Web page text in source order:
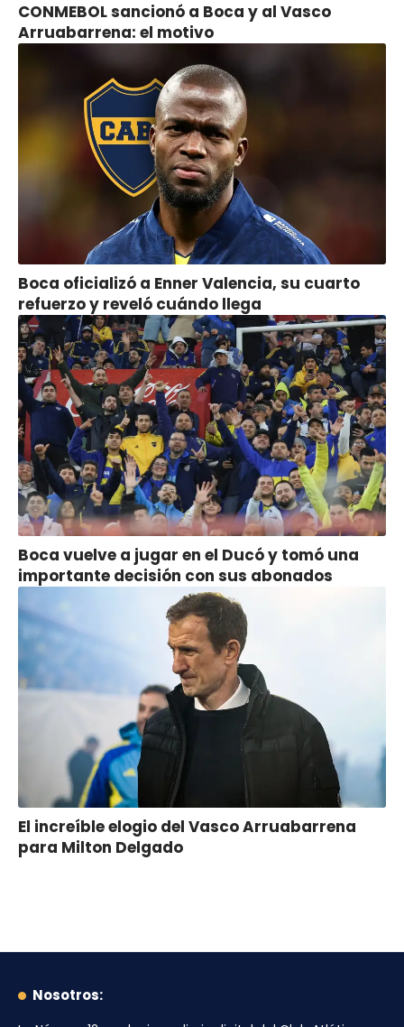
CONMEBOL sancionó a Boca y al Vasco
Arruabarrena: el motivo
Boca oficializó a Enner Valencia, su cuarto
refuerzo y reveló cuándo llega
Boca vuelve a jugar en el Ducó y tomó una
importante decisión con sus abonados
El increíble elogio del Vasco Arruabarrena
para Milton Delgado
Nosotros: